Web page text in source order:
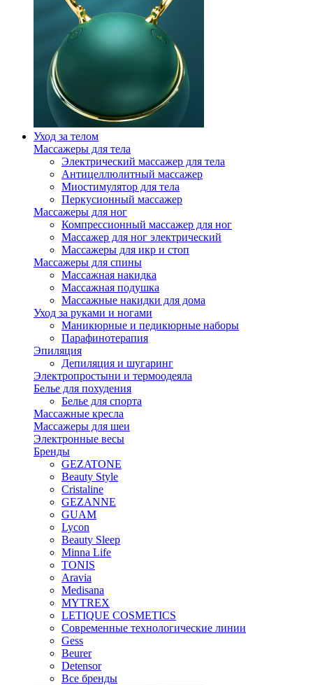
Уход за телом
Массажеры для тела
Электрический массажер для тела
Антицеллюлитный массажер
Миостимулятор для тела
Перкусионный массажер
Массажеры для ног
Компрессионный массажер для ног
Массажер для ног электрический
Массажеры для икр и стоп
Массажеры для спины
Массажная накидка
Массажная подушка
Массажные накидки для дома
Уход за руками и ногами
Маникюрные и педикюрные наборы
Парафинотерапия
Эпиляция
Депиляция и шугаринг
Электропростыни и термоодеяла
Белье для похудения
Белье для спорта
Массажные кресла
Массажеры для шеи
Электронные весы
Бренды
GEZATONE
Beauty Style
Cristaline
GEZANNE
GUAM
Lycon
Beauty Sleep
Minna Life
TONIS
Aravia
Medisana
MYTREX
LETIQUE COSMETICS
Современные технологические линии
Gess
Beurer
Detensor
Все бренды